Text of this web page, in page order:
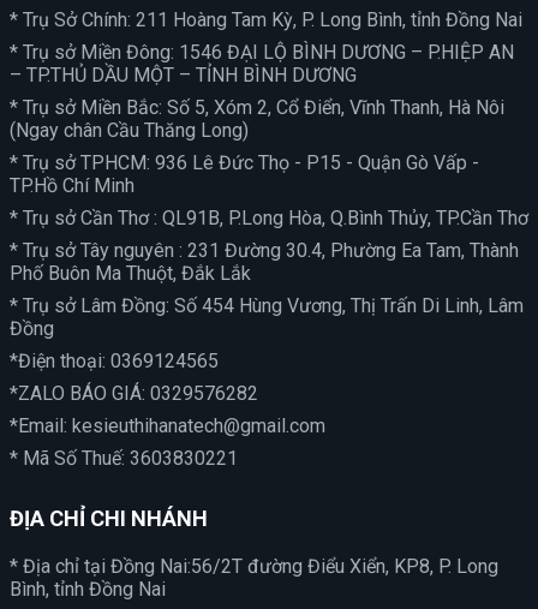
* Trụ Sở Chính: 211 Hoàng Tam Kỳ, P. Long Bình, tỉnh Đồng Nai
* Trụ sở Miền Đông: 1546 ĐẠI LỘ BÌNH DƯƠNG – P.HIỆP AN
– TP.THỦ DẦU MỘT – TỈNH BÌNH DƯƠNG
* Trụ sở Miền Bắc: Số 5, Xóm 2, Cổ Điển, Vĩnh Thanh, Hà Nôi
(Ngay chân Cầu Thăng Long)
* Trụ sở TPHCM: 936 Lê Đức Thọ - P15 - Quận Gò Vấp -
TP.Hồ Chí Minh
* Trụ sở Cần Thơ : QL91B, P.Long Hòa, Q.Bình Thủy, TP.Cần Thơ
* Trụ sở Tây nguyên : 231 Đường 30.4, Phường Ea Tam, Thành
Phố Buôn Ma Thuột, Đắk Lắk
* Trụ sở Lâm Đồng: Số 454 Hùng Vương, Thị Trấn Di Linh, Lâm
Đồng
*Điện thoại: 0369124565
*ZALO BÁO GIÁ: 0329576282
*Email: kesieuthihanatech@gmail.com
* Mã Số Thuế: 3603830221
ĐỊA CHỈ CHI NHÁNH
* Địa chỉ tại Đồng Nai:56/2T đường Điểu Xiển, KP8, P. Long
Bình, tỉnh Đồng Nai